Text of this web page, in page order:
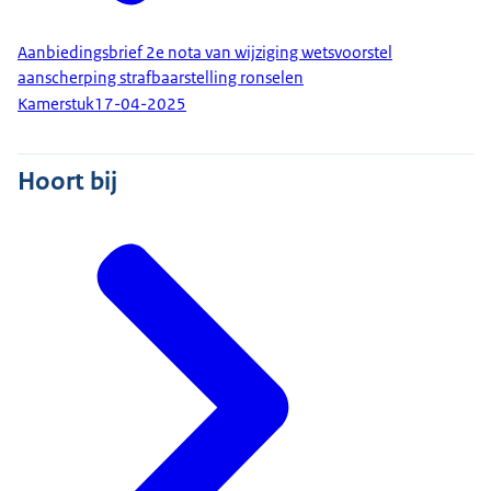
Aanbiedingsbrief 2e nota van wijziging wetsvoorstel
aanscherping strafbaarstelling ronselen
Kamerstuk17-04-2025
Hoort bij